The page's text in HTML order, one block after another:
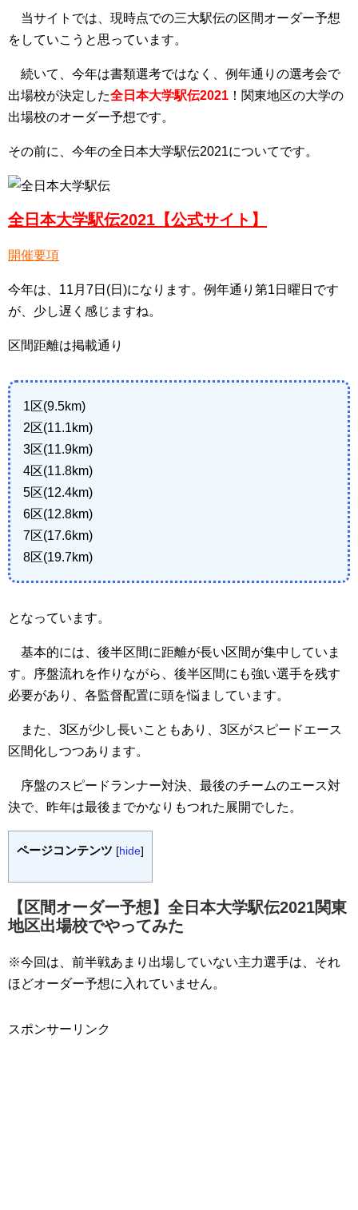
当サイトでは、現時点での三大駅伝の区間オーダー予想
をしていこうと思っています。
続いて、今年は書類選考ではなく、例年通りの選考会で
出場校が決定した全日本大学駅伝2021 ！関東地区の大学の
出場校のオーダー予想です。
その前に、今年の全日本大学駅伝2021についてです。
全日本大学駅伝2021【公式サイト】
開催要項
今年は、11月7日(日)になります。例年通り第1日曜日です
が、少し遅く感じますね。
区間距離は掲載通り
1区(9.5km)
2区(11.1km)
3区(11.9km)
4区(11.8km)
5区(12.4km)
6区(12.8km)
7区(17.6km)
8区(19.7km)
となっています。
基本的には、後半区間に距離が長い区間が集中していま
す。序盤流れを作りながら、後半区間にも強い選手を残す
必要があり、各監督配置に頭を悩ましています。
また、3区が少し長いこともあり、3区がスピードエース
区間化しつつあります。
序盤のスピードランナー対決、最後のチームのエース対
決で、昨年は最後までかなりもつれた展開でした。
ページコンテンツ [hide]
【区間オーダー予想】全日本大学駅伝2021関東
地区出場校でやってみた
※今回は、前半戦あまり出場していない主力選手は、それ
ほどオーダー予想に入れていません。
スポンサーリンク